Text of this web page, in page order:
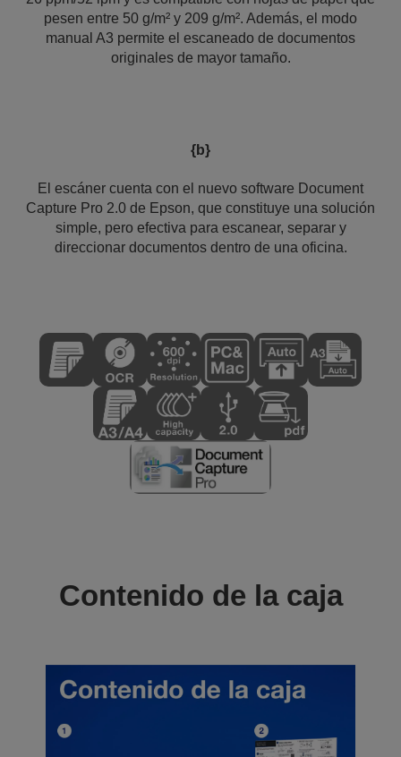
pesen entre 50 g/m² y 209 g/m². Además, el modo
manual A3 permite el escaneado de documentos
originales de mayor tamaño.
{b}
El escáner cuenta con el nuevo software Document
Capture Pro 2.0 de Epson, que constituye una solución
simple, pero efectiva para escanear, separar y
direccionar documentos dentro de una oficina.
Contenido de la caja